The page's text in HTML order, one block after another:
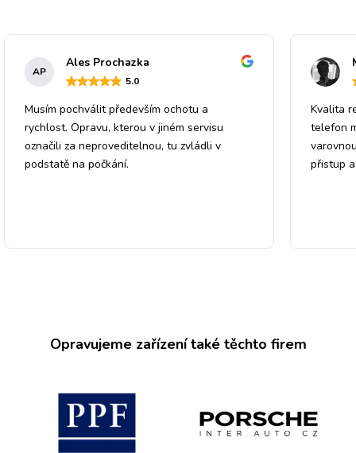
AP
Ales Prochazka
5.0
Musím pochválit především ochotu a
rychlost. Opravu, kterou v jiném servisu
označili za neproveditelnou, tu zvládli v
podstatě na počkání.
Kvalita
telefon
přistup
Opravujeme zařízení také těchto firem